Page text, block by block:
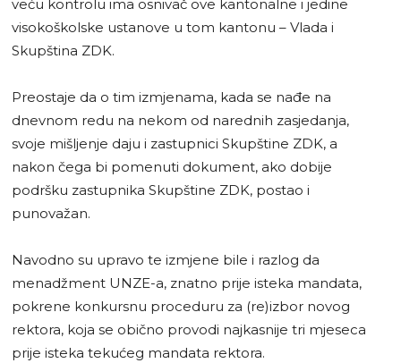
veću kontrolu ima osnivač ove kantonalne i jedine
visokoškolske ustanove u tom kantonu – Vlada i
Skupština ZDK.
Preostaje da o tim izmjenama, kada se nađe na
dnevnom redu na nekom od narednih zasjedanja,
svoje mišljenje daju i zastupnici Skupštine ZDK, a
nakon čega bi pomenuti dokument, ako dobije
podršku zastupnika Skupštine ZDK, postao i
punovažan.
Navodno su upravo te izmjene bile i razlog da
menadžment UNZE-a, znatno prije isteka mandata,
pokrene konkursnu proceduru za (re)izbor novog
rektora, koja se obično provodi najkasnije tri mjeseca
prije isteka tekućeg mandata rektora.